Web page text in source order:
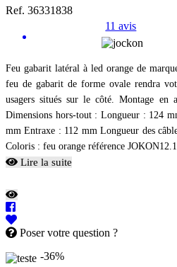
Ref. 36331838
11 avis
Feu gabarit latéral à led orange de
feu de gabarit de forme ovale rendra
usagers situés sur le côté. Montage en
Dimensions hors-tout : Longueur : 124
mm Entraxe : 112 mm Longueur des
Coloris : feu orange référence
Lire la suite
Poser votre question ?
-36%